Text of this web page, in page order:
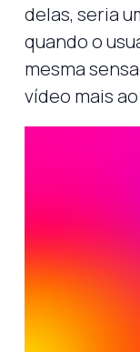
delas, seria
quando o
mesma
vídeo mais